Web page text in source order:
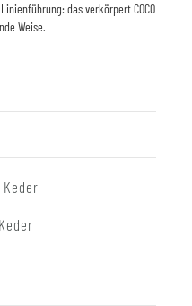
das verkörpert COCO
Weise.
Keder